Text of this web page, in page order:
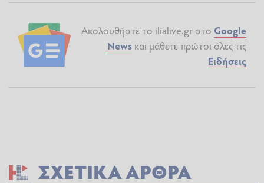
Ακολουθήστε το ilialive.gr στο Google
News και μάθετε πρώτοι όλες τις
Ειδήσεις
ΣΧΕΤΙΚΆ ΆΡΘΡΑ